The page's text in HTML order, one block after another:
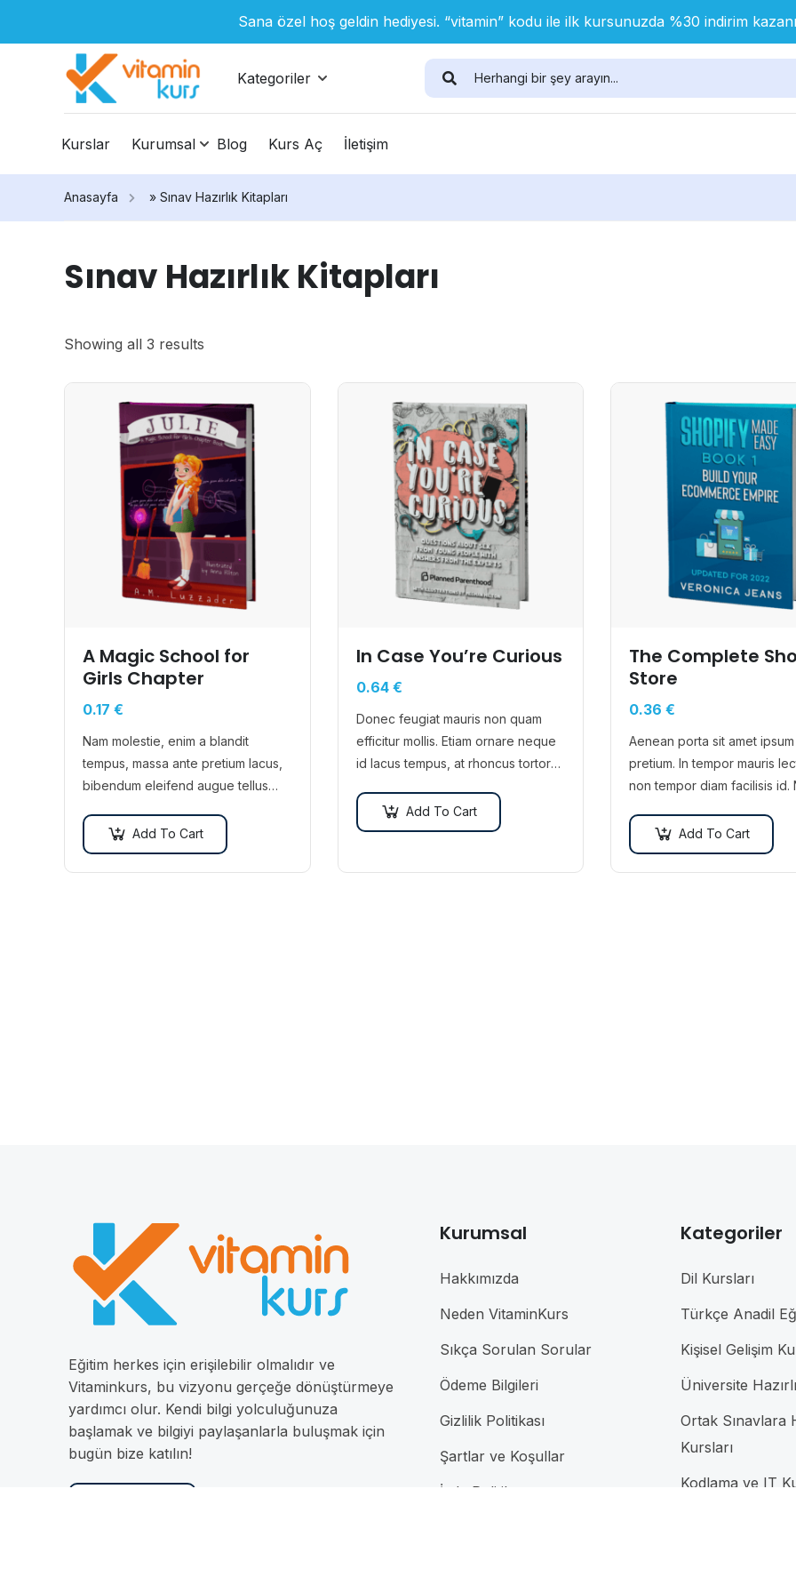
Sana özel hoş geldin hediyesi. “vitamin” kodu ile ilk kursunuzda %30 indirim
Kategoriler
Kurslar Kurumsal Blog Kurs Aç İletişim
Anasayfa » Sınav Hazırlık Kitapları
Sınav Hazırlık Kitapları
Showing all 3 results
A Magic School for
Girls Chapter
0.17 €
Nam molestie, enim a blandit
tempus, massa ante pretium lacus,
bibendum eleifend augue tellus
Add To Cart
In Case You’re Curious
0.64 €
Donec feugiat mauris non quam
efficitur mollis. Etiam ornare neque
id lacus tempus, at rhoncus tortor
blandit sapien non dictum dictum.
Add To Cart
The Complete
Store
0.36 €
Aenean porta sit amet
pretium. In tempor mauris
non tempor diam facilisis id.
tincidunt risus tempor
Proin imperdiet…
Add To Cart
Eğitim herkes için erişilebilir olmalıdır ve
Vitaminkurs, bu vizyonu gerçeğe dönüştürmeye
yardımcı olur. Kendi bilgi yolculuğunuza
başlamak ve bilgiyi paylaşanlarla buluşmak için
bugün bize katılın!
Kurumsal
Hakkımızda
Neden VitaminKurs
Sıkça Sorulan Sorular
Ödeme Bilgileri
Gizlilik Politikası
Şartlar ve Koşullar
İade Politikası
Kategoriler
Dil Kursları
Türkçe Anadil
Kişisel Gelişim
Üniversite
Ortak Sınavlara
Kursları
Kodlama ve IT